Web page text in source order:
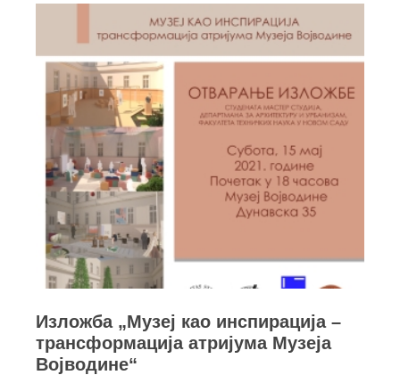
Изложба „Музеј као инспирација –
трансформација атријума Музеја
Војводине“